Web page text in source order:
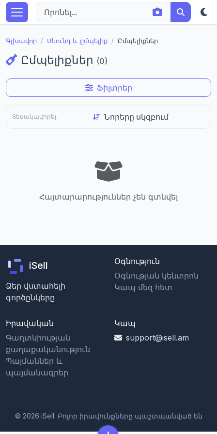
Գլխավոր Սնունդ և ըմպելիք Ըմպելիքներ
Ըմպելիքներ (0)
Ֆիլտրեր
Տեսակավորել
Հայտարարություններ չեն գտնվել
iSell
Ձեր վստահելի
գործընկերը
Օգնություն
Օգնության կենտրոն
Կապ մեզ հետ
Իրավական
Գաղտնիության
քաղաքականություն
Պայմաններ և
պայմանագրեր
Կապ
support@isell.am
© 2026 iSell. Բոլոր իրավունքները պաշտպանված են